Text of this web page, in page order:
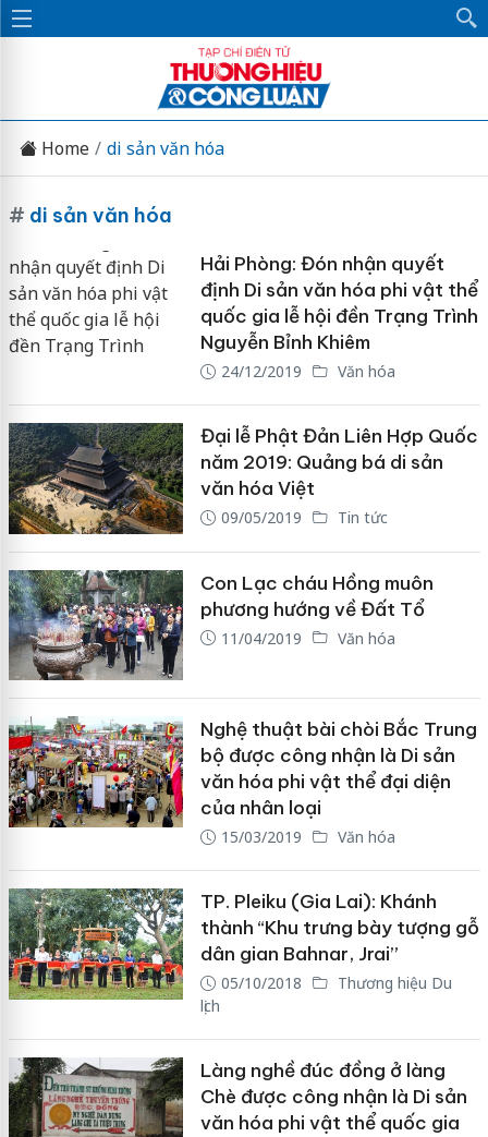
Home di sản văn hóa
# di sản văn hóa
Hải Phòng: Đón nhận quyết
định Di sản văn hóa phi vật thể
quốc gia lễ hội đền Trạng Trình
Nguyễn Bỉnh Khiêm
24/12/2019 Văn hóa
Đại lễ Phật Đản Liên Hợp Quốc
năm 2019: Quảng bá di sản
văn hóa Việt
09/05/2019 Tin tức
Con Lạc cháu Hồng muôn
phương hướng về Đất Tổ
11/04/2019 Văn hóa
Nghệ thuật bài chòi Bắc Trung
bộ được công nhận là Di sản
văn hóa phi vật thể đại diện
của nhân loại
15/03/2019 Văn hóa
TP. Pleiku (Gia Lai): Khánh
thành “Khu trưng bày tượng gỗ
dân gian Bahnar, Jrai”
05/10/2018
Thương hiệu Du
lịch
Làng nghề đúc đồng ở làng
Chè được công nhận là Di sản
văn hóa phi vật thể quốc gia